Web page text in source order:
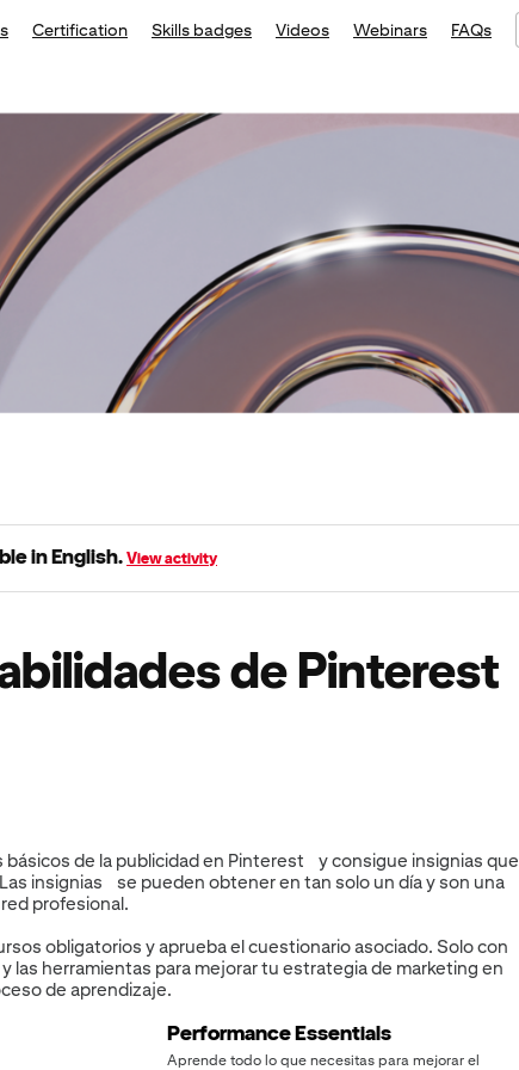
Certification Skills badges Videos Webinars FAQs
in English. View activity
de Pinterest
básicos de la publicidad en Pinterest y consigue insignias que
insignias se pueden obtener en tan solo un día y son una
red profesional.
obligatorios y aprueba el cuestionario asociado. Solo con
las herramientas para mejorar tu estrategia de marketing en
de aprendizaje.
Performance Essentials
Aprende todo lo que necesitas para mejorar el